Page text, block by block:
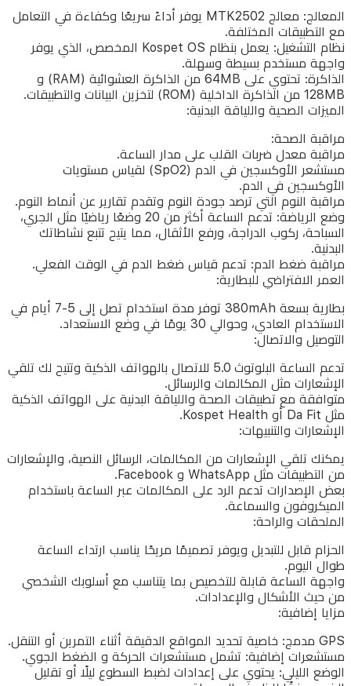
المعالج: معالج MTK2502 يوفر أداءً سريعًا وكفاءة في التعامل
مع التطبيقات المختلفة.
نظام التشغيل: يعمل بنظام Kospet OS المخصص، الذي يوفر
واجهة مستخدم بسيطة وسهلة.
الذاكرة: تحتوي على 64MB من الذاكرة العشوائية (RAM) و
128MB من الذاكرة الداخلية (ROM) لتخزين البيانات والتطبيقات.
الميزات الصحية واللياقة البدنية:
مراقبة الصحة:
مراقبة معدل ضربات القلب على مدار الساعة.
مستشعر الأوكسجين في الدم (SpO2) لقياس مستويات
الأوكسجين في الدم.
مراقبة النوم التي ترصد جودة النوم وتقدم تقارير عن أنماط النوم.
وضع الرياضة: تدعم الساعة أكثر من 20 وضعًا رياضيًا مثل الجري،
السباحة، ركوب الدراجة، ورفع الأثقال، مما يتيح تتبع نشاطاتك
البدنية.
مراقبة ضغط الدم: تدعم قياس ضغط الدم في الوقت الفعلي.
العمر الافتراضي للبطارية:
بطارية بسعة 380mAh توفر مدة استخدام تصل إلى 5-7 أيام في
الاستخدام العادي، وحوالي 30 يومًا في وضع الاستعداد.
التوصيل والاتصال:
تدعم الساعة البلوتوث 5.0 للاتصال بالهواتف الذكية وتتيح لك تلقي
الإشعارات مثل المكالمات والرسائل.
متوافقة مع تطبيقات الصحة واللياقة البدنية على الهواتف الذكية
مثل Da Fit أو Kospet Health.
الإشعارات والتنبيهات:
يمكنك تلقي الإشعارات من المكالمات، الرسائل النصية، والإشعارات
من التطبيقات مثل WhatsApp و Facebook.
بعض الإصدارات تدعم الرد على المكالمات عبر الساعة باستخدام
الميكروفون والسماعة.
الملحقات والراحة:
الحزام قابل للتبديل ويوفر تصميمًا مريحًا يناسب ارتداء الساعة
طوال اليوم.
واجهة الساعة قابلة للتخصيص بما يتناسب مع أسلوبك الشخصي
من حيث الأشكال والإعدادات.
مزايا إضافية:
GPS مدمج: خاصية تحديد المواقع الدقيقة أثناء التمرين أو التنقل.
مستشعرات إضافية: تشمل مستشعرات الحركة و الضغط الجوي.
الوضع الليلي: يحتوي على إعدادات لضبط السطوع ليلًا أو تقليل